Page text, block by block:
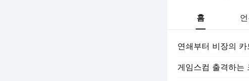
홈
연쇄부터 비장의 카
게임스컴 출격하는